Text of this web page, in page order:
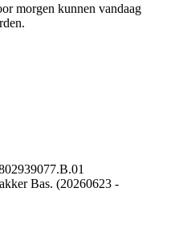
morgen kunnen vandaag
Bas. (20260623 -